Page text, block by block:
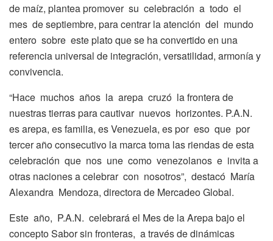
de maíz, plantea promover su celebración a todo el
mes de septiembre, para centrar la atención del mundo
entero sobre este plato que se ha convertido en una
referencia universal de integración, versatilidad, armonía y
convivencia.
“Hace muchos años la arepa cruzó la frontera de
nuestras tierras para cautivar nuevos horizontes. P.A.N.
es arepa, es familia, es Venezuela, es por eso que por
tercer año consecutivo la marca toma las riendas de esta
celebración que nos une como venezolanos e invita a
otras naciones a celebrar con nosotros”, destacó María
Alexandra Mendoza, directora de Mercadeo Global.
Este año, P.A.N. celebrará el Mes de la Arepa bajo el
concepto Sabor sin fronteras, a través de dinámicas